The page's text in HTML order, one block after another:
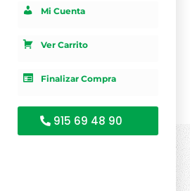
Mi Cuenta
Ver Carrito
Finalizar Compra
915 69 48 90